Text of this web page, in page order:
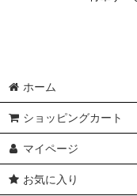
ホーム
ショッピングカート
マイページ
お気に入り